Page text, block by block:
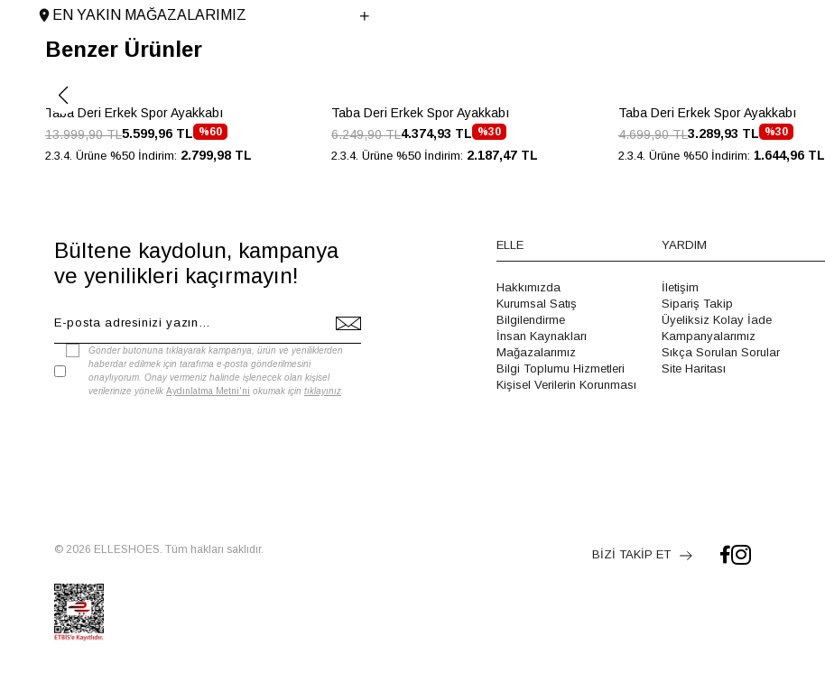
Topuk Boyu 4 cm
Taban Malzemesi EVA
Taban Yüksekliği
Menşei
TURKIYE
Ürün Grubu
AYAKKABI
EN YAKIN MAĞAZALARIMIZ
Benzer Ürünler
Taba Deri Erkek Spor Ayakkabı
%60
5.599,96 TL
13.999,90 TL
2.3.4. Ürüne %50 İndirim: 2.799,98 TL
Taba Deri Erkek Spor Ayakkabı
%30
4.374,93 TL
6.249,90 TL
2.3.4. Ürüne %50 İndirim: 2.187,47 TL
Taba Deri Erkek Spor Ayakkabı
%30
3.289,93 TL
4.699,90 TL
2.3.4. Ürüne %50 İndirim: 1.644,96 TL
Bültene kaydolun, kampanya
ve yenilikleri kaçırmayın!
Gönder butonuna tıklayarak kampanya, ürün ve yeniliklerden
haberdar edilmek için tarafıma e-posta gönderilmesini
onaylıyorum. Onay vermeniz halinde işlenecek olan kişisel
verilerinize yönelik Aydınlatma Metni'ni okumak için tıklayınız
ELLE
Hakkımızda
Kurumsal Satış
Bilgilendirme
İnsan Kaynakları
Mağazalarımız
Bilgi Toplumu Hizmetleri
Kişisel Verilerin Korunması
YARDIM
İletişim
Sipariş Takip
Üyeliksiz Kolay İade
Kampanyalarımız
Sıkça Sorulan Sorular
Site Haritası
© 2026 ELLESHOES. Tüm hakları saklıdır. BİZİ TAKİP ET